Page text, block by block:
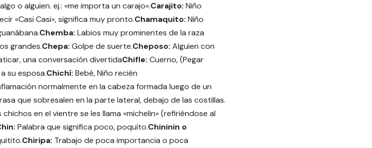
o alguien. ej.: «me importa un carajo».Carajito: Niño
«Casi Casi», significa muy pronto.Chamaquito: Niño
Chemba: Labios muy prominentes de la raza
grandes.Chepa: Golpe de suerte.Cheposo: Alguien con
una conversación divertidaChifle: Cuerno, (Pegar
su esposa.Chichí: Bebé, Niño recién
normalmente en la cabeza formada luego de un
que sobresalen en la parte lateral, debajo de las costillas.
en el vientre se les llama «michelin» (refiriéndose al
Palabra que significa poco, poquito.Chininin o
Chiripa: Trabajo de poca importancia o poca